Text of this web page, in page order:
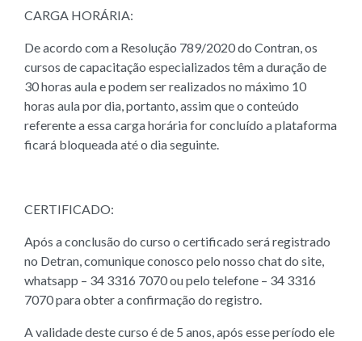
CARGA HORÁRIA:
De acordo com a Resolução 789/2020 do Contran, os
cursos de capacitação especializados têm a duração de
30 horas aula e podem ser realizados no máximo 10
horas aula por dia, portanto, assim que o conteúdo
referente a essa carga horária for concluído a plataforma
ficará bloqueada até o dia seguinte.
CERTIFICADO:
Após a conclusão do curso o certificado será registrado
no Detran, comunique conosco pelo nosso chat do site,
whatsapp – 34 3316 7070 ou pelo telefone – 34 3316
7070 para obter a confirmação do registro.
A validade deste curso é de 5 anos, após esse período ele